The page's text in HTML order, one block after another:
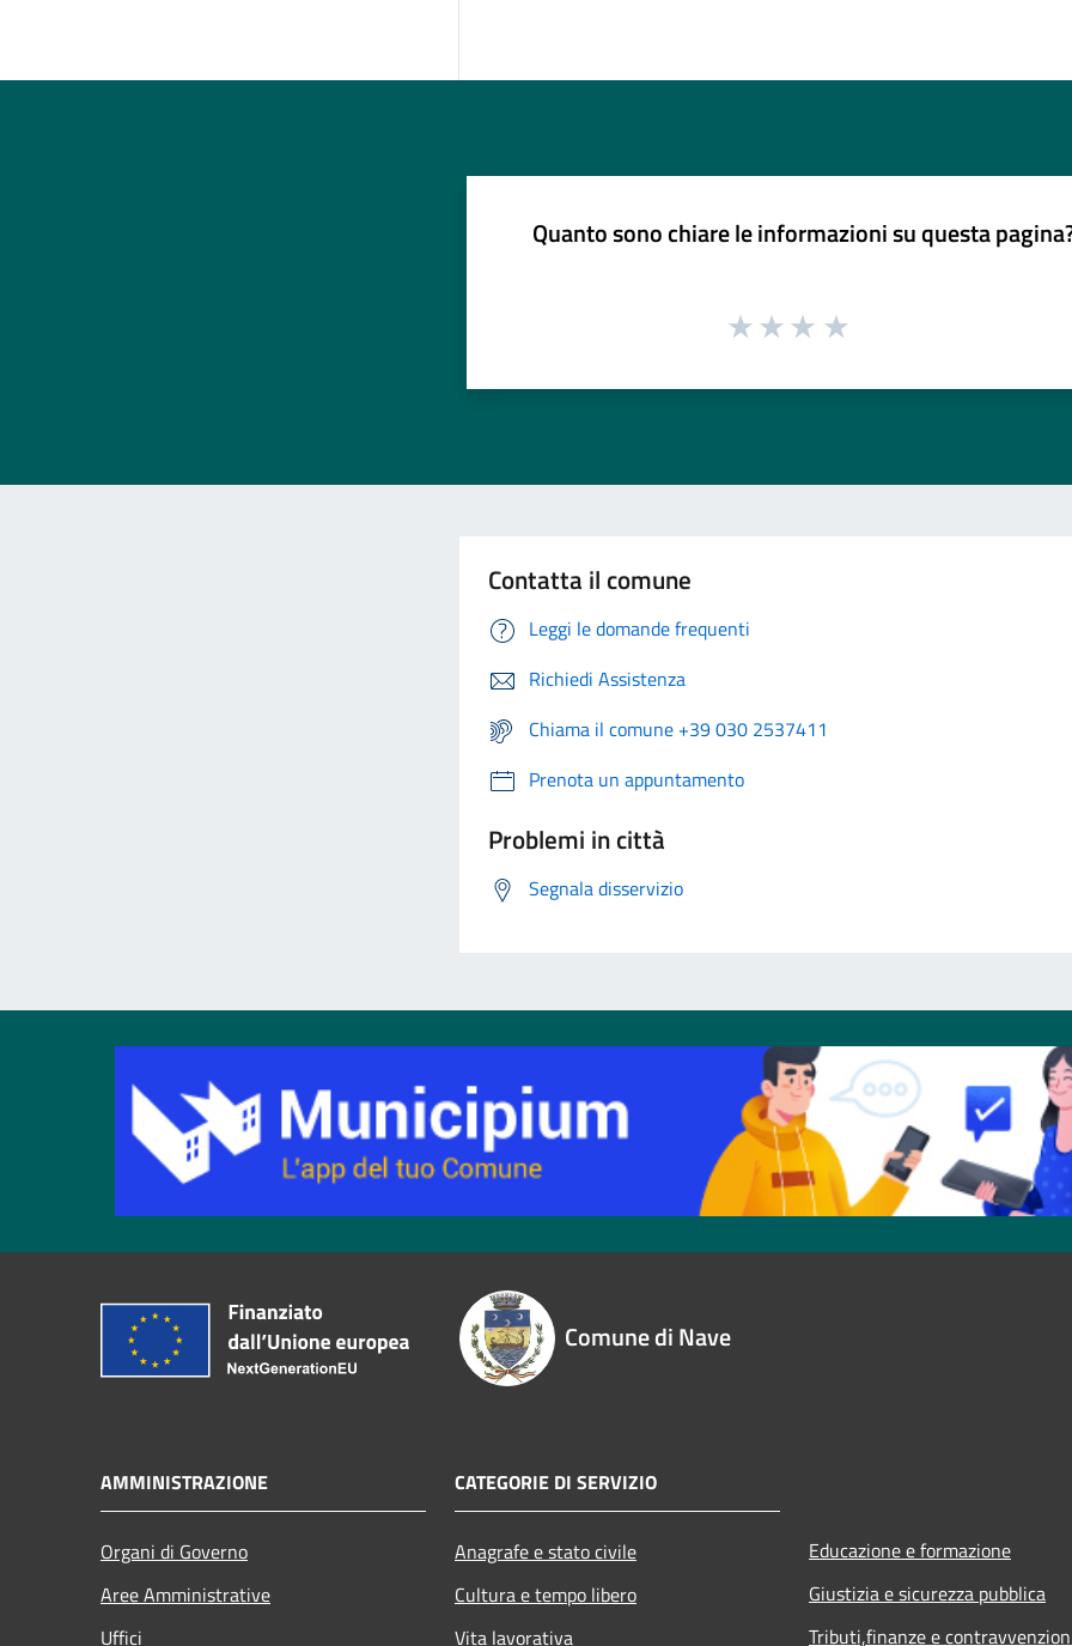
Quanto sono chiare le informazioni su questa
Contatta il comune
Leggi le domande frequenti
Richiedi Assistenza
Chiama il comune +39 030 2537411
Prenota un appuntamento
Problemi in città
Segnala disservizio
Comune di Nave
AMMINISTRAZIONE
Organi di Governo
Aree Amministrative
Uffici
CATEGORIE DI SERVIZIO
Anagrafe e stato civile
Cultura e tempo libero
Vita lavorativa
Educazione e formazione
Giustizia e sicurezza pubblica
Tributi,finanze e